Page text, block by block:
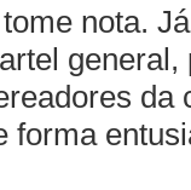
nota.
general,
da
forma